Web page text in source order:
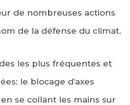
de nombreuses actions
de la défense du climat.
les plus fréquentes et
le blocage d’axes
se collant les mains sur